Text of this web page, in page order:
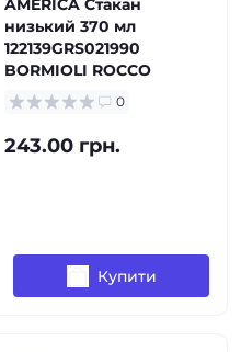
AMERICA Стакан
низький 370 мл
122139GRS021990
BORMIOLI ROCCO
0
243.00 грн.
Купити